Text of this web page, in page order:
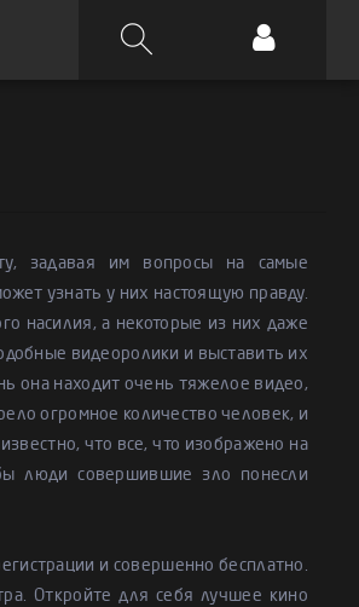
задавая им вопросы на самые
узнать у них настоящую правду.
насилия, а некоторые из них даже
видеоролики и выставить их
она находит очень тяжелое видео,
огромное количество человек, и
что все, что изображено на
люди совершившие зло понесли
и совершенно бесплатно.
Откройте для себя лучшее кино